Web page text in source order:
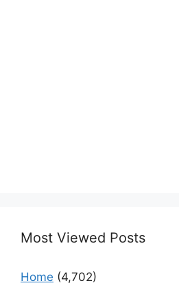
Most Viewed Posts
Home (4,702)